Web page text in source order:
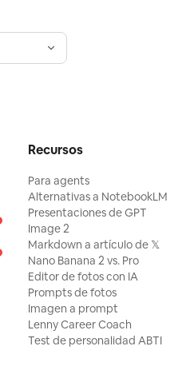
Recursos
Para agents
Alternativas a NotebookLM
Presentaciones de GPT
Image 2
Markdown a artículo de 𝕏
Nano Banana 2 vs. Pro
Editor de fotos con IA
Prompts de fotos
Imagen a prompt
Lenny Career Coach
Test de personalidad ABTI